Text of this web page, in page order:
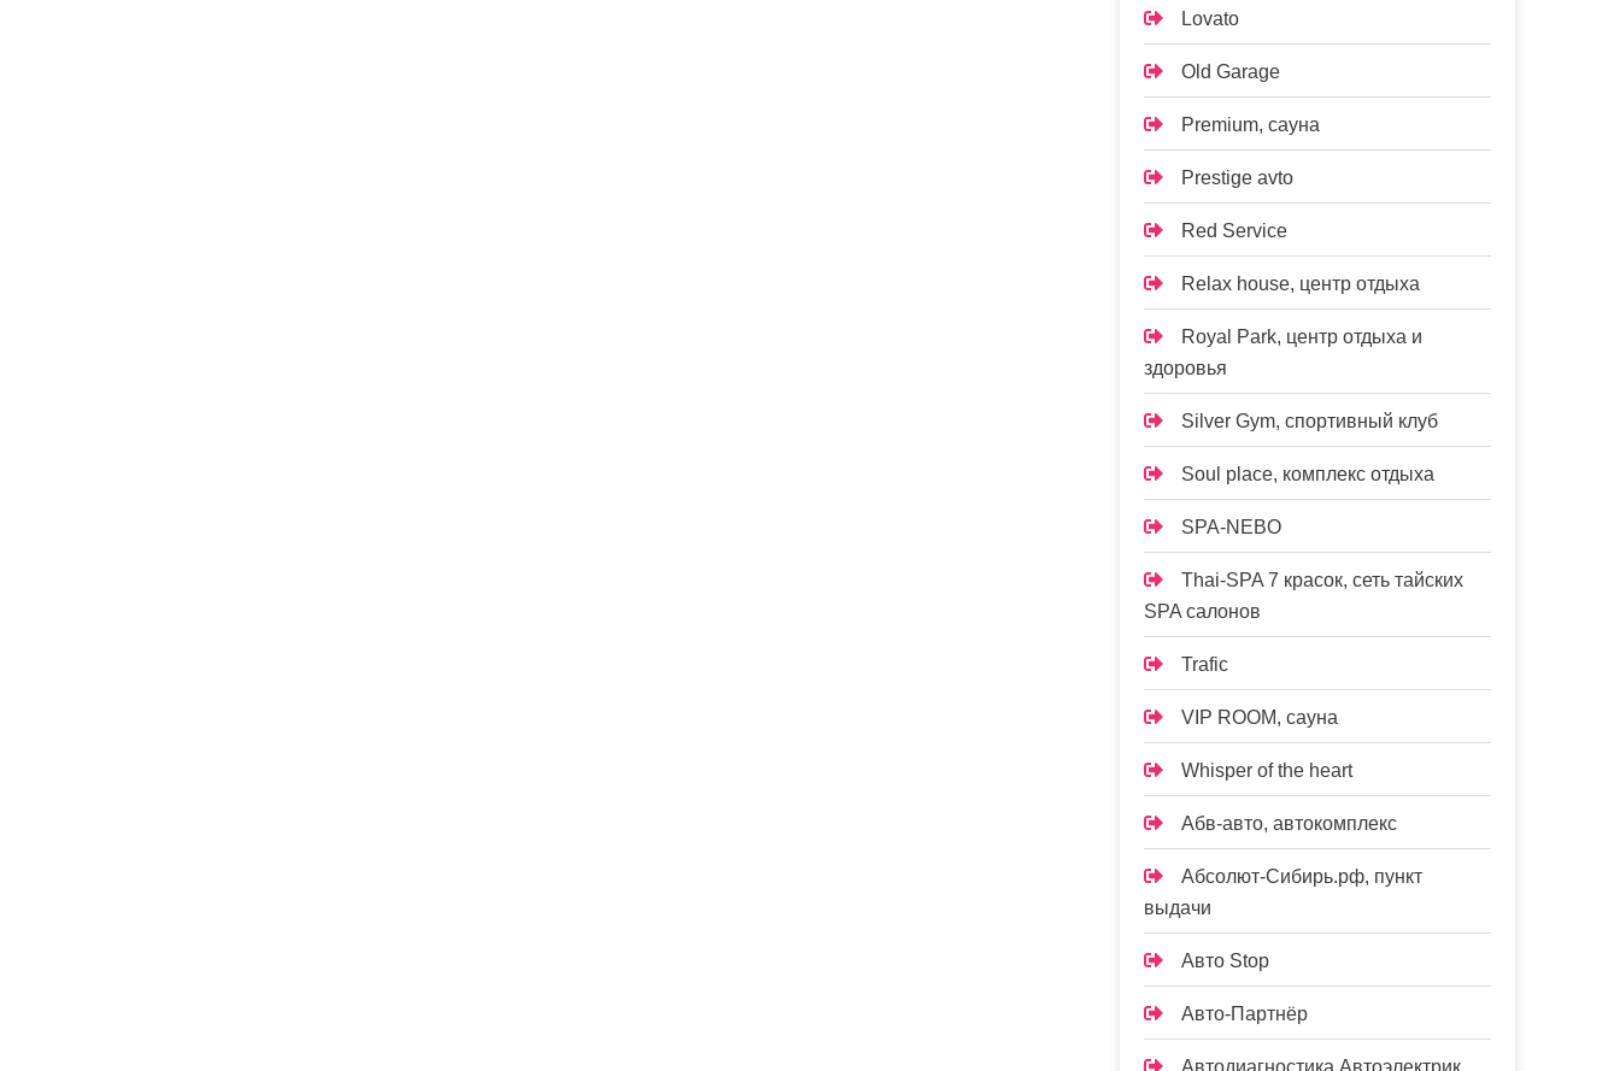
Lovato
Old Garage
Premium, сауна
Prestige avto
Red Service
Relax house, центр отдыха
Royal Park, центр отдыха и
здоровья
Silver Gym, спортивный клуб
Soul place, комплекс отдыха
SPA-NEBO
Thai-SPA 7 красок, сеть тайских
SPA салонов
Trafic
VIP ROOM, сауна
Whisper of the heart
Абв-авто, автокомплекс
Абсолют-Сибирь.рф, пункт
выдачи
Авто Stop
Авто-Партнёр
Автодиагностика Автоэлектрик